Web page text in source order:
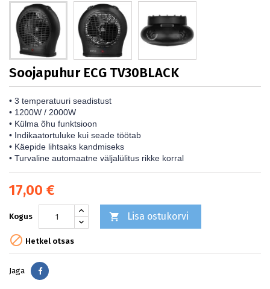
Soojapuhur ECG TV30BLACK
• 3 temperatuuri seadistust
• 1200W / 2000W
• Külma õhu funktsioon
• Indikaatortuluke kui seade töötab
• Käepide lihtsaks kandmiseks
• Turvaline automaatne väljalülitus rikke korral
17,00 €
Kogus  Lisa ostukorvi
 Hetkel otsas
Jaga Jaga